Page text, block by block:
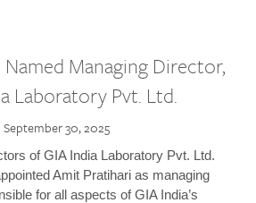
Managing Director,
Laboratory Pvt. Ltd.
September 30, 2025
of GIA India Laboratory Pvt. Ltd.
Amit Pratihari as managing
for all aspects of GIA India’s